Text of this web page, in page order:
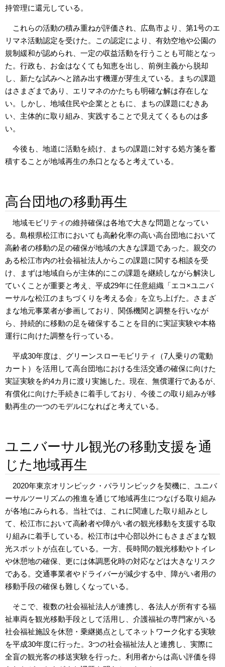
持管理に還元している。
これらの活動の積み重ねが評価され、広島市より、第1号のエ
リマネ活動認定を受けた。この認定により、有効空地や公園の
規制緩和が認められ、一定の収益活動を行うことも可能となっ
た。行政も、お金はなくても知恵を出し、前例主義から脱却
し、新たな試みへと踏み出す機運が芽生えている。まちの課題
はさまざまであり、エリマネのかたちも明確な解は存在しな
い。しかし、地域住民や企業とともに、まちの課題にむきあ
い、主体的に取り組み、実践することで見えてくるものは多
い。
今後も、地道に活動を続け、まちの課題に対する処方箋を蓄
積することが地域再生の糸口となると考えている。
高台団地の移動再生
地域モビリティの維持確保は各地で大きな問題となってい
る。島根県松江市においても高齢化率の高い高台団地において
高齢者の移動の足の確保が地域の大きな課題であった。親交の
ある松江市内の社会福祉法人からこの課題に関する相談を受
け、まずは地域自らが主体的にこの課題を継続しながら解決し
ていくことが重要と考え、平成29年に任意組織「エコ×ユニバ
ーサルな松江のまちづくりを考える会」を立ち上げた。さまざ
まな地元事業者が参画しており、関係機関と調整を行いなが
ら、持続的に移動の足を確保することを目的に実証実験や本格
運行に向けた調整を行っている。
平成30年度は、グリーンスローモビリティ（7人乗りの電動
カート）を活用して高台団地における生活交通の確保に向けた
実証実験を約4カ月に渡り実施した。現在、無償運行であるが、
有償化に向けた手続きに着手しており、今後この取り組みが移
動再生の一つのモデルになればと考えている。
ユニバーサル観光の移動支援を通
じた地域再生
2020年東京オリンピック・パラリンピックを契機に、ユニバ
ーサルツーリズムの推進を通じて地域再生につなげる取り組み
が各地にみられる。当社では、これに関連した取り組みとし
て、松江市において高齢者や障がい者の観光移動を支援する取
り組みに着手している。松江市は中心部以外にもさまざまな観
光スポットが点在している。一方、長時間の観光移動やトイレ
や休憩地の確保、更には体調悪化時の対応などは大きなリスク
である。交通事業者やドライバーが減少する中、障がい者用の
移動手段の確保も難しくなっている。
そこで、複数の社会福祉法人が連携し、各法人が所有する福
祉車両を観光移動手段として活用し、介護福祉の専門家がいる
社会福祉施設を休憩・乗継拠点としてネットワーク化する実験
を平成30年度に行った。3つの社会福祉法人と連携し、実際に
全盲の観光客の移送実験を行った。利用者からは高い評価を得